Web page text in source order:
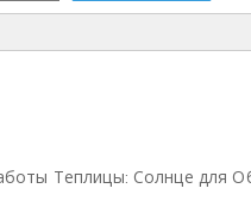
Теплицы: Солнце для